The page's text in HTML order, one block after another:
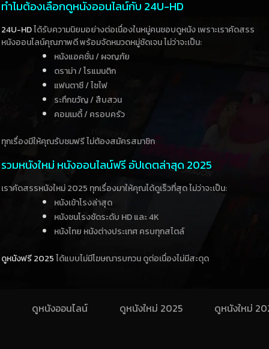
ทำไมต้องเลือกดูหนังออนไลน์กับ 24U-HD
24U-HDได้รับความนิยมอย่างต่อเนื่องในหมู่คนชอบดูหนัง เพราะเราคัดสรร
หนังออนไลน์คุณภาพดี พร้อมจัดหมวดหมู่ชัดเจน ไม่ว่าจะเป็น:
หนังแอคชั่น / ผจญภัย
ดราม่า / โรแมนติก
แฟนตาซี / ไซไฟ
ระทึกขวัญ / สืบสวน
คอมเมดี้ / ครอบครัว
ทุกเรื่องมีให้คุณรับชมฟรี ไม่ต้องสมัครสมาชิก
รวมหนังใหม่ หนังออนไลน์ฟรี อัปเดตล่าสุด 2025
เราคัดสรรหนังใหม่ 2025 ทุกเรื่องมาให้คุณได้ดูเร็วที่สุด ไม่ว่าจะเป็น:
หนังเข้าโรงล่าสุด
หนังชนโรงชัดระดับ HD และ 4K
หนังไทย หนังต่างประเทศ ครบทุกสไตล์
ดูหนังฟรี 2025ได้แบบไม่มีโฆษณารบกวน ดูต่อเนื่องไม่มีสะดุด
ดูหนังออนไลน์ ดูหนังใหม่ 2025 ดูหนังใหม่